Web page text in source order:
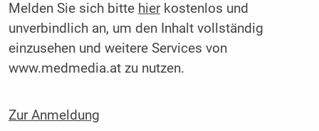
Melden Sie sich bitte hierkostenlos und
unverbindlich an, um den Inhalt vollständig
einzusehen und weitere Services von
www.medmedia.at zu nutzen.
Zur Anmeldung